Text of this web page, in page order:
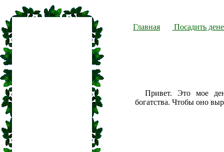
Главная Посадить
Привет. Это мое
богатства. Чтобы оно